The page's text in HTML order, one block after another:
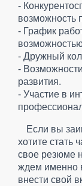
-
возможность
- График
- Дружный
-
развития.
- Участие в
Если вы
хотите стать
свое резюме
ждем именно
внести свой